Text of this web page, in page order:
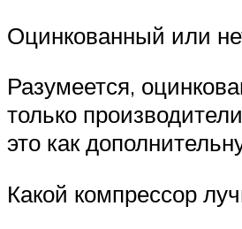
Оцинкованный или
Разумеется,
только
это как
Какой компрессор